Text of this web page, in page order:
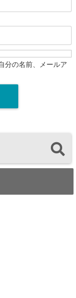
分の名前、メールア